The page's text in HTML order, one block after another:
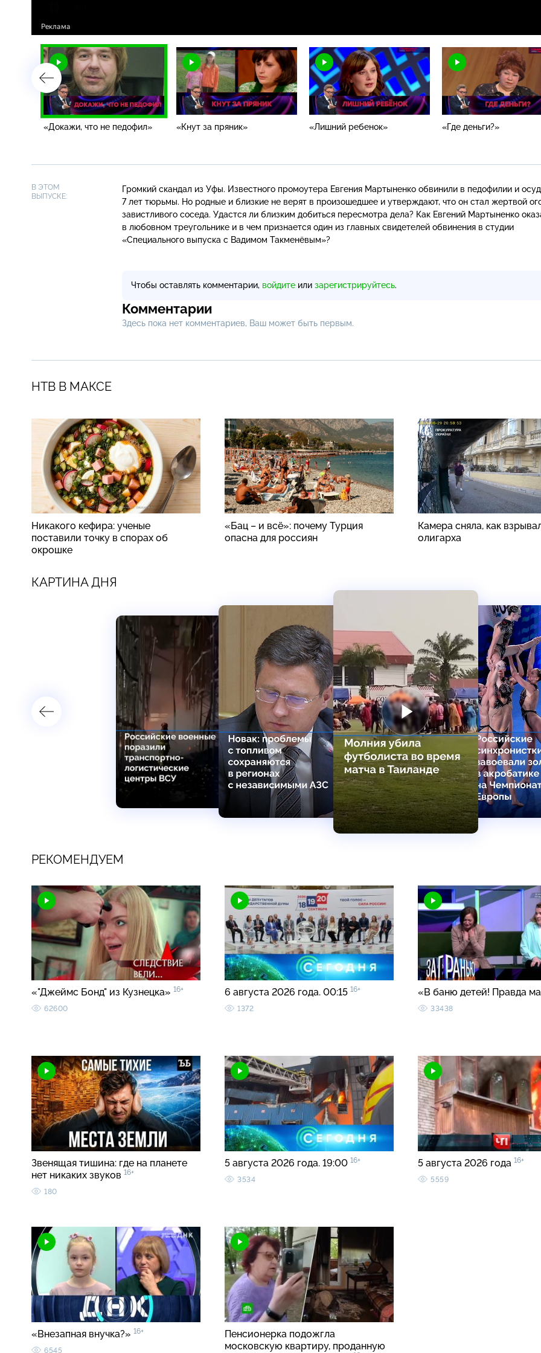
«Докажи, что не педофил» «Кнут за пряник» «Лишний ребенок» «Где деньги?»
В ЭТОМ
ВЫПУСКЕ:
Громкий скандал из Уфы. Известного промоутера Евгения Мартыненко обвинили в педофилии и
7 лет тюрьмы. Но родные и близкие не верят в произошедшее и утверждают, что он стал жертвой
завистливого соседа. Удастся ли близким добиться пересмотра дела? Как Евгений Мартыненко
в любовном треугольнике и в чем признается один из главных свидетелей обвинения в студии
«Специального выпуска с Вадимом Такменёвым»?
Чтобы оставлять комментарии, войдите или зарегистрируйтесь.
Комментарии
Здесь пока нет комментариев, Ваш может быть первым.
НТВ В МАКСЕ
Никакого кефира: ученые
поставили точку в спорах об
окрошке
«Бац – и всё»: почему Турция
опасна для россиян
Камера сняла, как
олигарха
КАРТИНА ДНЯ
РЕКОМЕНДУЕМ
«"Джеймс Бонд" из Кузнецка» 16+
62600
6 августа 2026 года. 00:15 16+
1372
«В баню детей! Правда
33438
Звенящая тишина: где на планете
нет никаких звуков 16+
180
5 августа 2026 года. 19:00 16+
3534
5 августа 2026 года 16+
5559
«Внезапная внучка?» 16+
6545
Пенсионерка подожгла
московскую квартиру, проданную